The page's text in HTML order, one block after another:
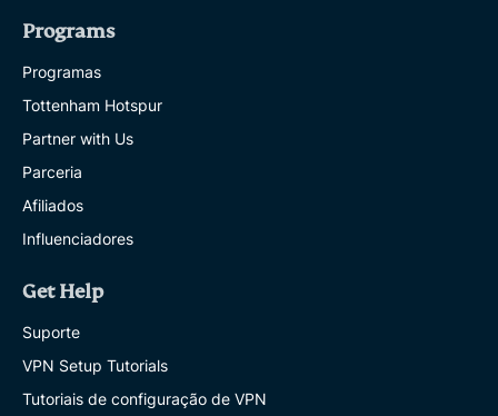
Programs
Programas
Tottenham Hotspur
Partner with Us
Parceria
Afiliados
Influenciadores
Get Help
Suporte
VPN Setup Tutorials
Tutoriais de configuração de VPN